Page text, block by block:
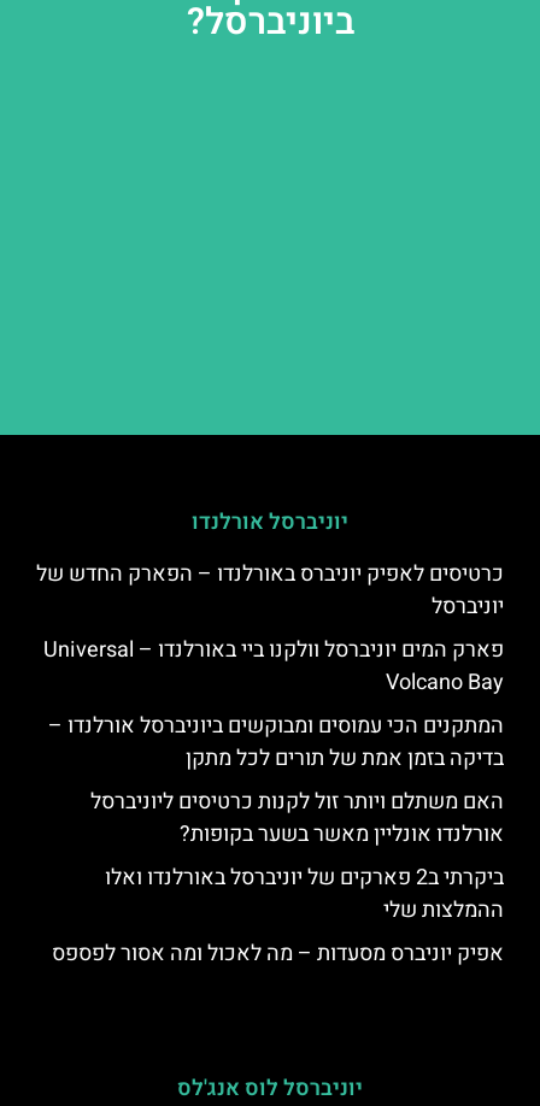
ביוניברסל?
יוניברסל אורלנדו
כרטיסים לאפיק יוניברס באורלנדו – הפארק החדש של
יוניברסל
פארק המים יוניברסל וולקנו ביי באורלנדו – Universal
Volcano Bay
המתקנים הכי עמוסים ומבוקשים ביוניברסל אורלנדו –
בדיקה בזמן אמת של תורים לכל מתקן
האם משתלם ויותר זול לקנות כרטיסים ליוניברסל
אורלנדו אונליין מאשר בשער בקופות?
ביקרתי ב2 פארקים של יוניברסל באורלנדו ואלו
ההמלצות שלי
אפיק יוניברס מסעדות – מה לאכול ומה אסור לפספס
יוניברסל לוס אנג'לס